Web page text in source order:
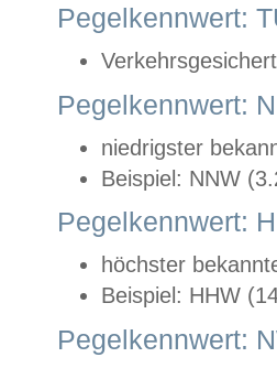
Pegelkennwert:
Pegelkennwert:
niedrigster
Beispiel: NNW
Pegelkennwert:
höchster
Beispiel: HHW
Pegelkennwert: